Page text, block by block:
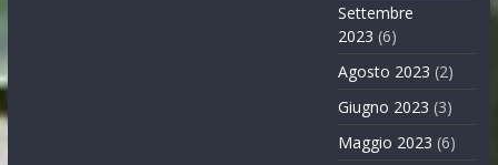
Settembre
2023 (6)
Agosto 2023 (2)
Giugno 2023 (3)
Maggio 2023 (6)